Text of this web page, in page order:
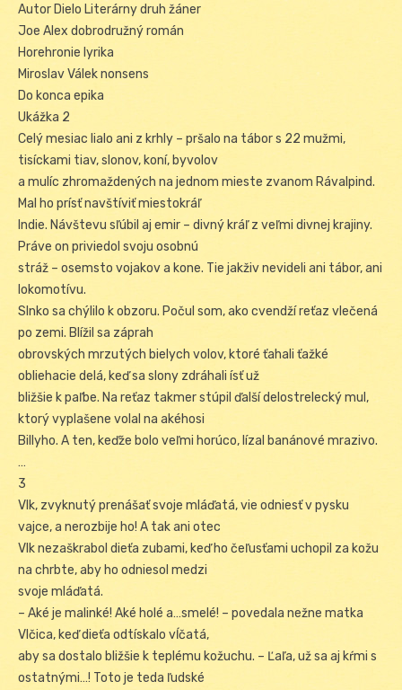
Autor Dielo Literárny druh žáner
Joe Alex dobrodružný román
Horehronie lyrika
Miroslav Válek nonsens
Do konca epika
Ukážka 2
Celý mesiac lialo ani z krhly – pršalo na tábor s 22 mužmi,
tisíckami tiav, slonov, koní, byvolov
a mulíc zhromaždených na jednom mieste zvanom Rávalpind.
Mal ho prísť navštíviť miestokráľ
Indie. Návštevu sľúbil aj emir – divný kráľ z veľmi divnej krajiny.
Práve on priviedol svoju osobnú
stráž – osemsto vojakov a kone. Tie jakživ nevideli ani tábor, ani
lokomotívu.
Slnko sa chýlilo k obzoru. Počul som, ako cvendží reťaz vlečená
po zemi. Blížil sa záprah
obrovských mrzutých bielych volov, ktoré ťahali ťažké
obliehacie delá, keď sa slony zdráhali ísť už
bližšie k paľbe. Na reťaz takmer stúpil ďalší delostrelecký mul,
ktorý vyplašene volal na akéhosi
Billyho. A ten, keďže bolo veľmi horúco, lízal banánové mrazivo.
…
3
Vlk, zvyknutý prenášať svoje mláďatá, vie odniesť v pysku
vajce, a nerozbije ho! A tak ani otec
Vlk nezaškrabol dieťa zubami, keď ho čeľusťami uchopil za kožu
na chrbte, aby ho odniesol medzi
svoje mláďatá.
– Aké je malinké! Aké holé a…smelé! – povedala nežne matka
Vlčica, keď dieťa odtískalo vĺčatá,
aby sa dostalo bližšie k teplému kožuchu. – Ľaľa, už sa aj kŕmi s
ostatnými…! Toto je teda ľudské